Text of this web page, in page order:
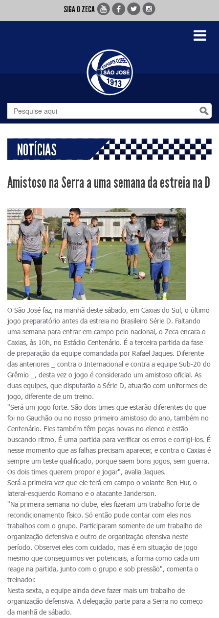
SIGA O ZECA
Toggle
NOTÍCIAS
Amistoso na Serra a uma semana da estreia na D
O São José faz, na manhã deste sábado, em Caxias do Sul, o último
jogo preparatório antes da estreia no Brasileiro Série D. Faltando
uma semana para entrar em campo pelo nacional, o Zeca encara o
Caxias, às 10h, no Estádio Centenário. É a terceira partida da fase
de preparação da equipe comandada por Rafael Jaques. Diferente
das anteriores _ contra o Internacional e contra a equipe Sub-20 do
Grêmio _, desta vez o jogo é considerado um amistoso oficial. As
duas equipes, que disputarão a Série D, atuarão com uniformes de
jogo, diferente de um treino.
"Será um jogo forte. São dois times que estarão diferentes do que
foi no Gauchão ou no nosso primeiro amistoso do ano, também no
Centenário. Eles também têm peças novas no elenco e estão
buscando ritmo. É uma partida para verificar os erros e corrigi-los. É
nesse momento que as falhas precisam aparecer, e contra o Caxias é
sempre um teste qualificado, porque saem bons jogos, sem guerra.
Os dois times querem propor e jogar", avalia Jaques.
Será a primeira vez que ele terá em campo o volante Ben Hur, o
lateral-esquerdo Romano e o atacante Janderson.
"Na primeira semana no clube, eles fizeram um trabalho forte de
recondicionamento físico. Só então pude contar com eles nos
trabalhos com o grupo. Participaram somente de um trabalho de
organização defensiva e outro de organização ofensiva neste
período. Observei eles com cuidado, mas é em situação de jogo
mesmo que conseguimos ver potenciais, a forma como cada um
reage na partida, junto com o grupo e sob pressão", comenta o
treinador.
Nesta sexta, a equipe ainda deve fazer mais um trabalho de
organização defensiva. A delegação parte para a Serra no começo
da manhã de sábado.